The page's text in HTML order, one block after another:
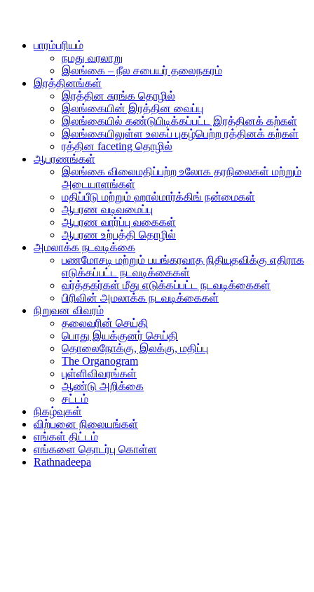
பாரம்பரியம்
நமது வரலாறு
இலங்கை – நீல சபையர் தலைநகரம்
இரத்தினங்கள்
இரத்தின சுரங்க தொழில்
இலங்கையின் இரத்தின வைப்பு
இலங்கையில் கண்டுபிடிக்கப்பட்ட இரத்தினக் கற்கள்
இலங்கையிலுள்ள உலகப் புகழ்பெற்ற ரத்தினக் கற்கள்
ரத்தின faceting தொழில்
ஆபரணங்கள்
இலங்கை விலைமதிப்பற்ற உலோக தரநிலைகள் மற்றும்
அடையாளங்கள்
மதிப்பீடு மற்றும் ஹால்மார்க்கிங் நன்மைகள்
ஆபரண வடிவமைப்பு
ஆபரண வார்ப்பு வகைகள்
ஆபரண உற்பத்தி தொழில்
அமலாக்க நடவடிக்கை
பணமோசடி மற்றும் பயங்கரவாத நிதியுதவிக்கு எதிராக
எடுக்கப்பட்ட நடவடிக்கைகள்
வர்த்தகர்கள் மீது எடுக்கப்பட்ட நடவடிக்கைகள்
பிரிவின் அமலாக்க நடவடிக்கைகள்
நிறுவன விவரம்
தலைவரின் செய்தி
பொது இயக்குனர் செய்தி
தொலைநோக்கு, இலக்கு, மதிப்பு
The Organogram
புள்ளிவிவரங்கள்
ஆண்டு அறிக்கை
சட்டம்
நிகழ்வுகள்
விற்பனை நிலையங்கள்
எங்கள் திட்டம்
எங்களை தொடர்பு கொள்ள
Rathnadeepa